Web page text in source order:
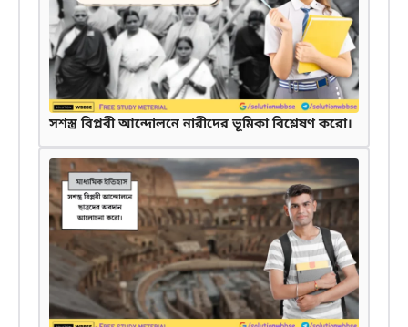
সশস্ত্র বিপ্লবী আন্দোলনে নারীদের ভূমিকা বিশ্লেষণ করো।